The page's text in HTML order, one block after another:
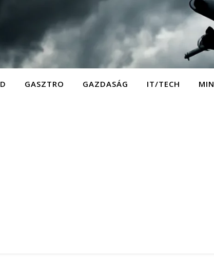
GASZTRO GAZDASÁG IT/TECH